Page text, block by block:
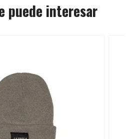
puede interesar